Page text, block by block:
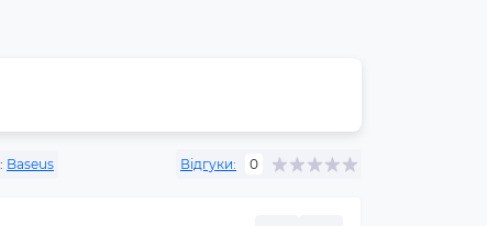
Baseus Відгуки: 0